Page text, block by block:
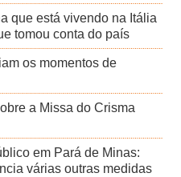
que está vivendo na Itália
tomou conta do país
os momentos de
a Missa do Crisma
em Pará de Minas:
várias outras medidas